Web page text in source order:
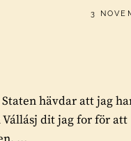
3
hävdar att jag
dit jag for för att